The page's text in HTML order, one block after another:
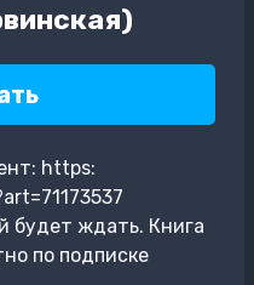
https:
будет ждать. Книга
по подписке